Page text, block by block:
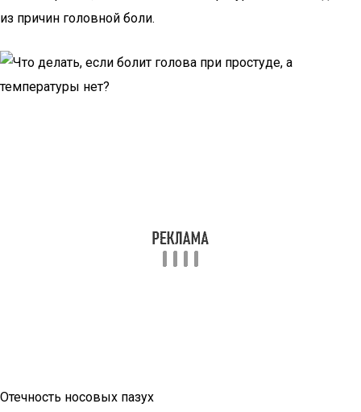
из причин головной боли.
Отечность носовых пазух